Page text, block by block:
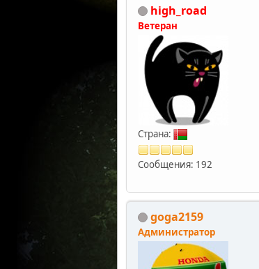
high_road
Ветеран
Страна:
Сообщения: 192
goga2159
Администратор